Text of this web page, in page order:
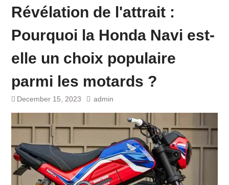
Révélation de l'attrait :
Pourquoi la Honda Navi est-
elle un choix populaire
parmi les motards ?
December 15, 2023 admin